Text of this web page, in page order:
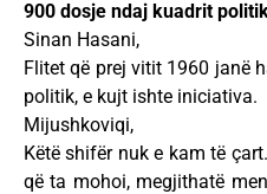
900 dosje ndaj kuadrit
Sinan Hasani,
Flitet që prej vitit 1960 janë
politik, e kujt ishte iniciativa.
Mijushkoviqi,
Këtë shifër nuk e kam të
që ta mohoi, megjithatë